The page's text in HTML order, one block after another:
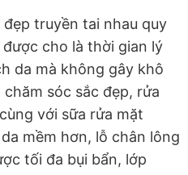
truyền tai nhau quy
cho là thời gian lý
da mà không gây khô
sóc sắc đẹp, rửa
với sữa rửa mặt
mềm hơn, lỗ chân lông
tối đa bụi bẩn, lớp